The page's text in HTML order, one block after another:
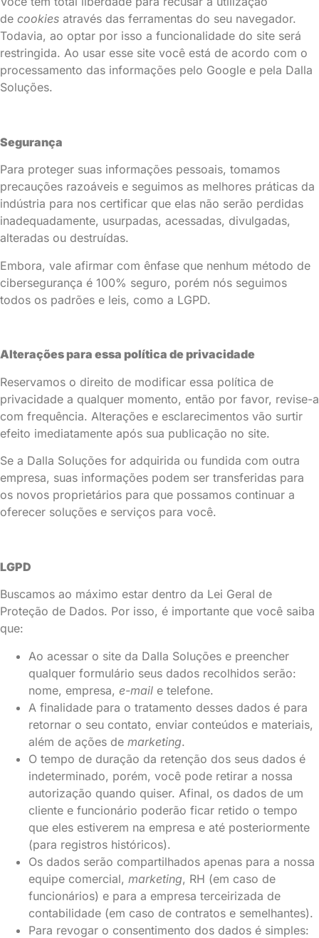
de cookies através das ferramentas do seu navegador.
Todavia, ao optar por isso a funcionalidade do site será
restringida. Ao usar esse site você está de acordo com o
processamento das informações pelo Google e pela Dalla
Soluções.
Segurança
Para proteger suas informações pessoais, tomamos
precauções razoáveis e seguimos as melhores práticas da
indústria para nos certificar que elas não serão perdidas
inadequadamente, usurpadas, acessadas, divulgadas,
alteradas ou destruídas.
Embora, vale afirmar com ênfase que nenhum método de
cibersegurança é 100% seguro, porém nós seguimos
todos os padrões e leis, como a LGPD.
Alterações para essa política de privacidade
Reservamos o direito de modificar essa política de
privacidade a qualquer momento, então por favor, revise-a
com frequência. Alterações e esclarecimentos vão surtir
efeito imediatamente após sua publicação no site.
Se a Dalla Soluções for adquirida ou fundida com outra
empresa, suas informações podem ser transferidas para
os novos proprietários para que possamos continuar a
oferecer soluções e serviços para você.
LGPD
Buscamos ao máximo estar dentro da Lei Geral de
Proteção de Dados. Por isso, é importante que você saiba
que:
Ao acessar o site da Dalla Soluções e preencher
qualquer formulário seus dados recolhidos serão:
nome, empresa, e-mail e telefone.
A finalidade para o tratamento desses dados é para
retornar o seu contato, enviar conteúdos e materiais,
além de ações de marketing.
O tempo de duração da retenção dos seus dados é
indeterminado, porém, você pode retirar a nossa
autorização quando quiser. Afinal, os dados de um
cliente e funcionário poderão ficar retido o tempo
que eles estiverem na empresa e até posteriormente
(para registros históricos).
Os dados serão compartilhados apenas para a nossa
equipe comercial, marketing, RH (em caso de
funcionários) e para a empresa terceirizada de
contabilidade (em caso de contratos e semelhantes).
Para revogar o consentimento dos dados é simples: